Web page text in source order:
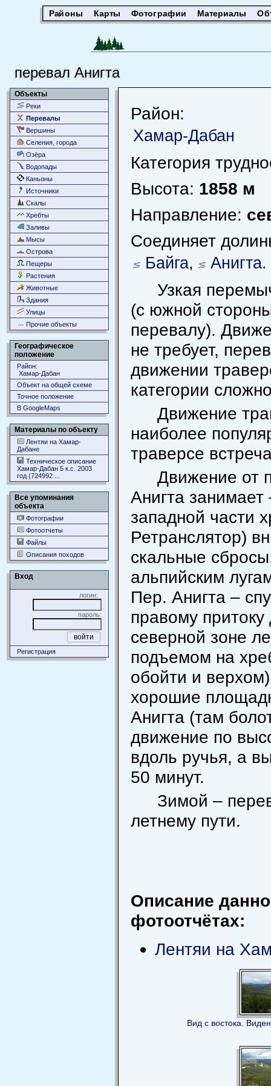
Районы Карты Фотографии Материалы
перевал Анигта
Объекты
Реки
Перевалы
Вершины
Селения, города
Озёра
Водопады
Каньоны
Источники
Скалы
Хребты
Заливы
Мысы
Острова
Пещеры
Растения
Животные
Здания
Улицы
Прочие объекты
Географическое
положение
Район:
Хамар-Дабан
Объект на общей схеме
Точное положение
В GoogleMaps
Материалы по объекту
Лентяи на Хамар-
Дабане
Техническое описание
Хамар-Дабан 5 к.с. 2003
год (724992 ...
Все упоминания
объекта
Фотографии
Фотоотчеты
Файлы
Описания походов
Вход
логин:
пароль:
Регистрация
Район:
Хамар-Дабан
Категория
Высота: 1858 м
Направление:
Соединяет
Байга, Анигта.
Узкая
(с южной
перевалу).
не требует,
движении
категории
Движение
наиболее
траверсе
Движение от
Анигта занимает
западной части
Ретранслятор)
скальные
альпийским
Пер. Анигта –
правому
северной зоне
подъемом на
обойти и
хорошие
Анигта (там
движение по
вдоль ручья, а
50 минут.
Зимой –
летнему пути.
Описание
фотоотчётах:
Лентяи на
Вид с востока.